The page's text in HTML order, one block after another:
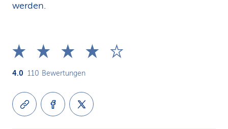
werden.
4.0 110 Bewertungen